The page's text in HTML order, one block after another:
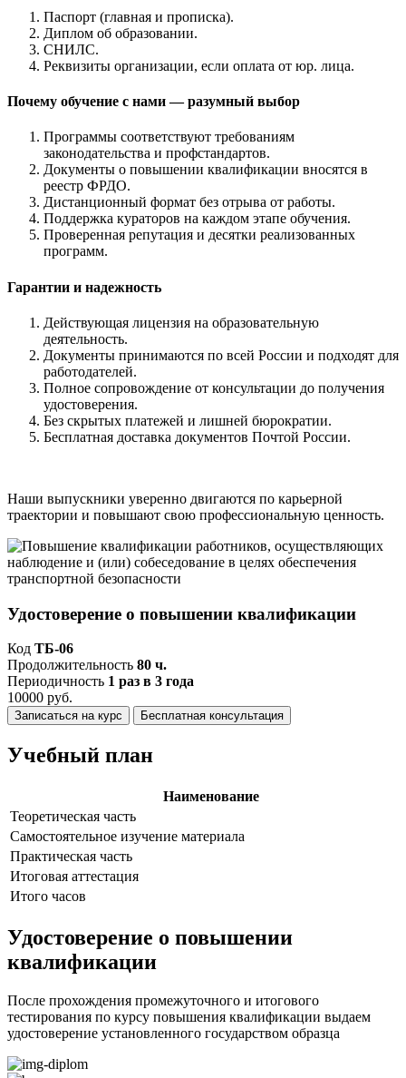
Паспорт (главная и прописка).
Диплом об образовании.
СНИЛС.
Реквизиты организации, если оплата от юр. лица.
Почему обучение с нами — разумный выбор
Программы соответствуют требованиям
законодательства и профстандартов.
Документы о повышении квалификации вносятся в
реестр ФРДО.
Дистанционный формат без отрыва от работы.
Поддержка кураторов на каждом этапе обучения.
Проверенная репутация и десятки реализованных
программ.
Гарантии и надежность
Действующая лицензия на образовательную
деятельность.
Документы принимаются по всей России и подходят для
работодателей.
Полное сопровождение от консультации до получения
удостоверения.
Без скрытых платежей и лишней бюрократии.
Бесплатная доставка документов Почтой России.
Наши выпускники уверенно двигаются по карьерной
траектории и повышают свою профессиональную ценность.
Удостоверение о повышении квалификации
Код ТБ-06
Продолжительность 80 ч.
Периодичность 1 раз в 3 года
10000 руб.
Записаться на курс Бесплатная консультация
Учебный план
Наименование
Теоретическая часть
Самостоятельное изучение материала
Практическая часть
Итоговая аттестация
Итого часов
Удостоверение о повышении
квалификации
После прохождения промежуточного и итогового
тестирования по курсу повышения квалификации выдаем
удостоверение установленного государством образца